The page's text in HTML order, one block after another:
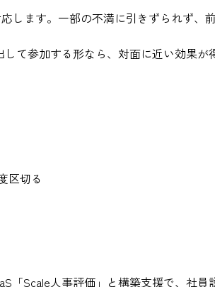
します。一部の不満に引きずられず、
て参加する形なら、対面に近い効果が
区切る
「Scale人事評価」と構築支援で、社